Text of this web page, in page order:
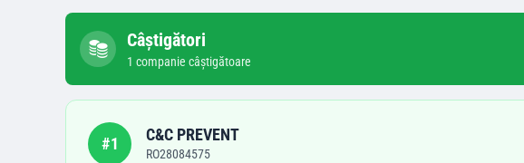
Câștigători
1 companie câștigătoare
#1 C&C PREVENT
RO28084575